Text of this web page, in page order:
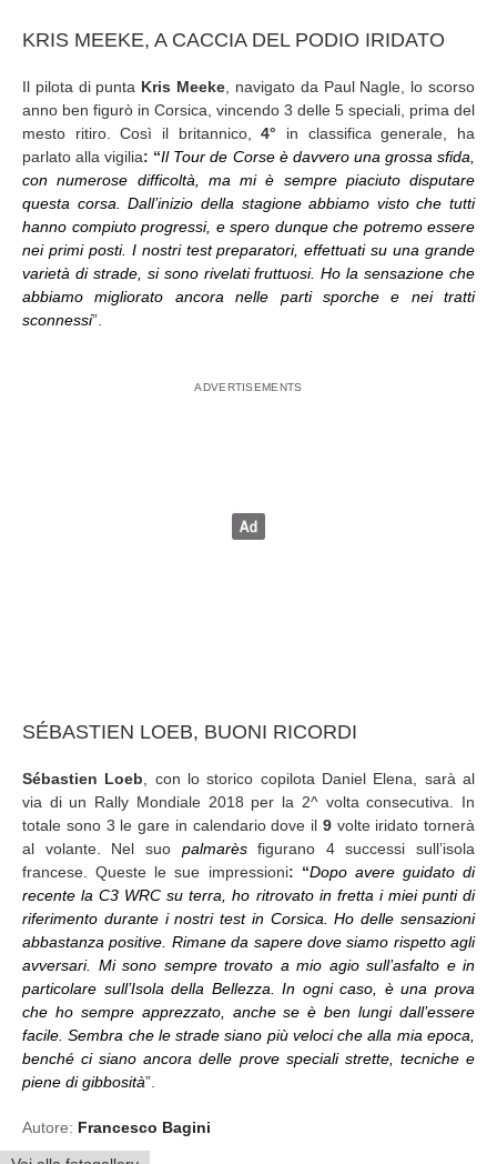
KRIS MEEKE, A CACCIA DEL PODIO IRIDATO
Il pilota di punta Kris Meeke , navigato da Paul Nagle, lo scorso
anno ben figurò in Corsica, vincendo 3 delle 5 speciali, prima del
mesto ritiro. Così il britannico,4° in classifica generale, ha
parlato alla vigilia: “Il Tour de Corse è davvero una grossa sfida,
con numerose difficoltà, ma mi è sempre piaciuto disputare
questa corsa. Dall’inizio della stagione abbiamo visto che tutti
hanno compiuto progressi, e spero dunque che potremo essere
nei primi posti. I nostri test preparatori, effettuati su una grande
varietà di strade, si sono rivelati fruttuosi. Ho la sensazione che
abbiamo migliorato ancora nelle parti sporche e nei tratti
sconnessi”.
SÉBASTIEN LOEB, BUONI RICORDI
Sébastien Loeb , con lo storico copilota Daniel Elena, sarà al
via di un Rally Mondiale 2018 per la 2^ volta consecutiva. In
totale sono 3 le gare in calendario dove il 9volte iridato tornerà
al volante. Nel suo palmarèsfigurano 4 successi sull’isola
francese. Queste le sue impressioni: “Dopo avere guidato di
recente la C3 WRC su terra, ho ritrovato in fretta i miei punti di
riferimento durante i nostri test in Corsica. Ho delle sensazioni
abbastanza positive. Rimane da sapere dove siamo rispetto agli
avversari. Mi sono sempre trovato a mio agio sull’asfalto e in
particolare sull’Isola della Bellezza. In ogni caso, è una prova
che ho sempre apprezzato, anche se è ben lungi dall’essere
facile. Sembra che le strade siano più veloci che alla mia epoca,
benché ci siano ancora delle prove speciali strette, tecniche e
piene di gibbosità”.
Autore: Francesco Bagini